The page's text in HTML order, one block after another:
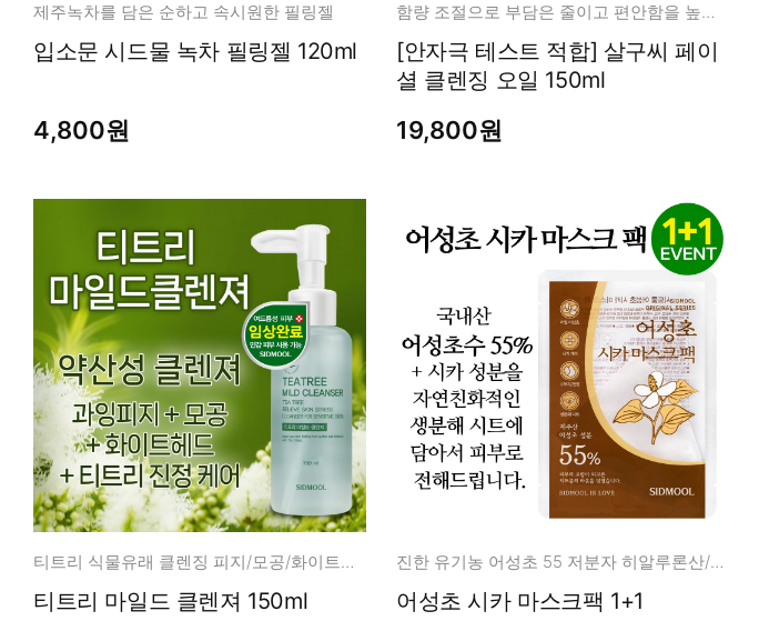
청소년
남성화장품
제주녹차를 담은 순하고 속시원한 필링젤
입소문 시드물 녹차 필링젤 120ml
4,800원
함량 조절으로 부담은 줄이고 편안함을 높인 살구씨 페이셜 클렌징 오일
[안자극 테스트 적합] 살구씨 페이
셜 클렌징 오일 150ml
19,800원
티트리 식물유래 클렌징 피지/모공/화이트헤드
티트리 마일드 클렌져 150ml
진한 유기농 어성초 55 저분자 히알루론산/병풀파우더
어성초 시카 마스크팩 1+1